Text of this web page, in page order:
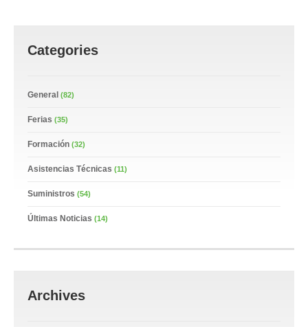
Categories
General (82)
Ferias (35)
Formación (32)
Asistencias Técnicas (11)
Suministros (54)
Últimas Noticias (14)
Archives